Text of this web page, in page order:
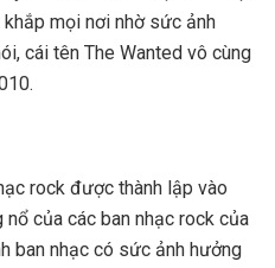
mọi nơi nhờ sức ảnh
cái tên The Wanted vô cùng
rock được thành lập vào
của các ban nhạc rock của
ban nhạc có sức ảnh hưởng